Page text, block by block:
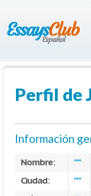
Perfil de
Información
Nombre: ***
Ciudad: ***